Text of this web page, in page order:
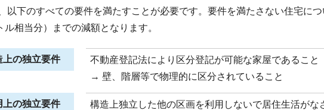
以下のすべての要件を満たすことが必要です。要件を満たさない住宅に
ル相当分）までの減額となります。
上の独立要件
不動産登記法により区分登記が可能な家屋であること
→ 壁、階層等で物理的に区分されていること
上の独立要件
構造上独立した他の区画を利用しないで居住生活がな